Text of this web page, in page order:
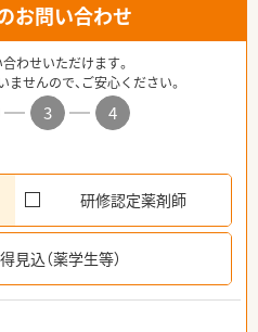
お問い合わせ
わせいただけます。
せんので、ご安心ください。
3
4
研修認定薬剤師
見込（薬学生等）